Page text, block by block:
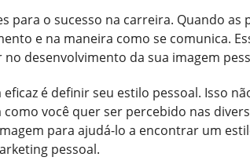
o sucesso na carreira. Quando as
e na maneira como se comunica.
desenvolvimento da sua imagem
é definir seu estilo pessoal. Isso
você quer ser percebido nas
para ajudá-lo a encontrar um
pessoal.